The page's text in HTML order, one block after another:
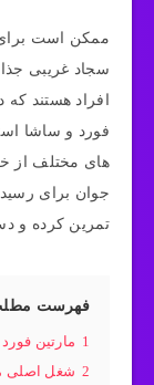
ممکن است برای
سجاد غریبی
افراد هستند
فورد و ساشا
های مختلف از
جوان برای
تمرین کرده و
فهرست
1 مارتین
2 شغل اصلی